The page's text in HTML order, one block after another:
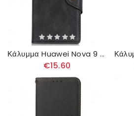
Κάλυμμα Huawei Nova 9 / Honor 50 Vintage Faux Δέρμα Και Κουμπί
€15.60